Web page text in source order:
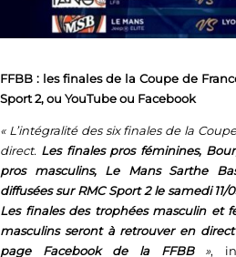
FFBB : les finales de la Coupe de
Sport 2, ou YouTube ou Facebook
« L’intégralité des six finales de la
direct. Les finales pros féminines,
pros masculins, Le Mans Sarthe
diffusées sur RMC Sport 2 le samedi 11/
Les finales des trophées masculin et
masculins seront à retrouver en
page Facebook de la FFBB»,